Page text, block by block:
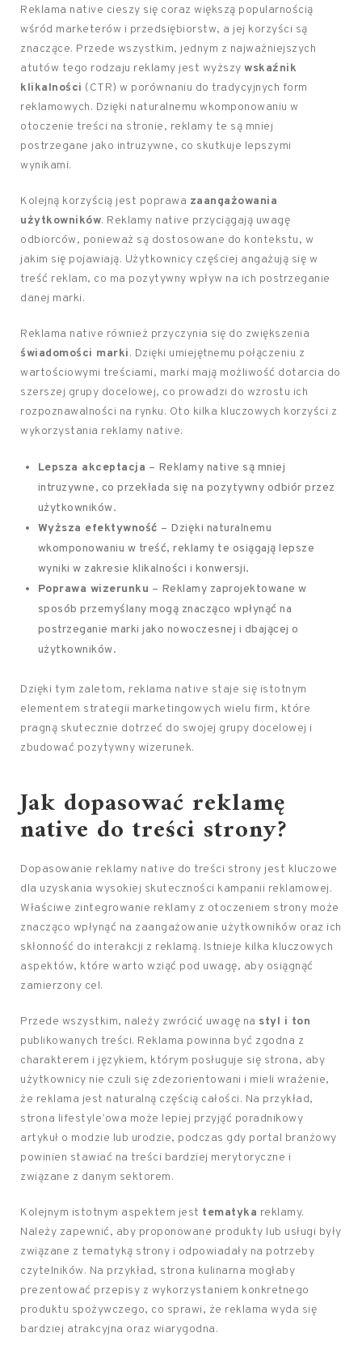
Reklama native cieszy się coraz większą popularnością
wśród marketerów i przedsiębiorstw, a jej korzyści są
znaczące. Przede wszystkim, jednym z najważniejszych
atutów tego rodzaju reklamy jest wyższy wskaźnik
klikalności (CTR) w porównaniu do tradycyjnych form
reklamowych. Dzięki naturalnemu wkomponowaniu w
otoczenie treści na stronie, reklamy te są mniej
postrzegane jako intruzywne, co skutkuje lepszymi
wynikami.
Kolejną korzyścią jest poprawa zaangażowania
użytkowników. Reklamy native przyciągają uwagę
odbiorców, ponieważ są dostosowane do kontekstu, w
jakim się pojawiają. Użytkownicy częściej angażują się w
treść reklam, co ma pozytywny wpływ na ich postrzeganie
danej marki.
Reklama native również przyczynia się do zwiększenia
świadomości marki. Dzięki umiejętnemu połączeniu z
wartościowymi treściami, marki mają możliwość dotarcia do
szerszej grupy docelowej, co prowadzi do wzrostu ich
rozpoznawalności na rynku. Oto kilka kluczowych korzyści z
wykorzystania reklamy native:
Lepsza akceptacja – Reklamy native są mniej
intruzywne, co przekłada się na pozytywny odbiór przez
użytkowników.
Wyższa efektywność – Dzięki naturalnemu
wkomponowaniu w treść, reklamy te osiągają lepsze
wyniki w zakresie klikalności i konwersji.
Poprawa wizerunku – Reklamy zaprojektowane w
sposób przemyślany mogą znacząco wpłynąć na
postrzeganie marki jako nowoczesnej i dbającej o
użytkowników.
Dzięki tym zaletom, reklama native staje się istotnym
elementem strategii marketingowych wielu firm, które
pragną skutecznie dotrzeć do swojej grupy docelowej i
zbudować pozytywny wizerunek.
Jak dopasować reklamę
native do treści strony?
Dopasowanie reklamy native do treści strony jest kluczowe
dla uzyskania wysokiej skuteczności kampanii reklamowej.
Właściwe zintegrowanie reklamy z otoczeniem strony może
znacząco wpłynąć na zaangażowanie użytkowników oraz ich
skłonność do interakcji z reklamą. Istnieje kilka kluczowych
aspektów, które warto wziąć pod uwagę, aby osiągnąć
zamierzony cel.
Przede wszystkim, należy zwrócić uwagę na styl i ton
publikowanych treści. Reklama powinna być zgodna z
charakterem i językiem, którym posługuje się strona, aby
użytkownicy nie czuli się zdezorientowani i mieli wrażenie,
że reklama jest naturalną częścią całości. Na przykład,
strona lifestyle’owa może lepiej przyjąć poradnikowy
artykuł o modzie lub urodzie, podczas gdy portal branżowy
powinien stawiać na treści bardziej merytoryczne i
związane z danym sektorem.
Kolejnym istotnym aspektem jest tematyka reklamy.
Należy zapewnić, aby proponowane produkty lub usługi były
związane z tematyką strony i odpowiadały na potrzeby
czytelników. Na przykład, strona kulinarna mogłaby
prezentować przepisy z wykorzystaniem konkretnego
produktu spożywczego, co sprawi, że reklama wyda się
bardziej atrakcyjna oraz wiarygodna.